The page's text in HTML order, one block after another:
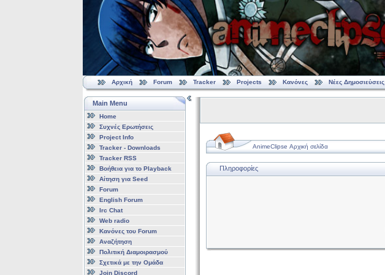
Αρχική Forum Tracker Projects Κανόνες Νέες Δημοσιεύσεις
Main Menu
Home
Συχνές Ερωτήσεις
Project Info
Tracker - Downloads
Tracker RSS
Βοήθεια για το Playback
Αίτηση για Seed
Forum
English Forum
Irc Chat
Web radio
Κανόνες του Forum
Αναζήτηση
Πολιτική Διαμοιρασμού
Σχετικά με την Ομάδα
Join Discord
AnimeClipse Αρχική σελίδα
Πληροφορίες